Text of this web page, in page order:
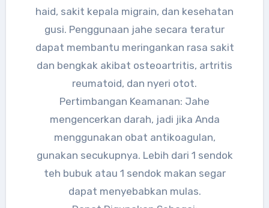
haid, sakit kepala migrain, dan kesehatan
gusi. Penggunaan jahe secara teratur
dapat membantu meringankan rasa sakit
dan bengkak akibat osteoartritis, artritis
reumatoid, dan nyeri otot.
Pertimbangan Keamanan: Jahe
mengencerkan darah, jadi jika Anda
menggunakan obat antikoagulan,
gunakan secukupnya. Lebih dari 1 sendok
teh bubuk atau 1 sendok makan segar
dapat menyebabkan mulas.